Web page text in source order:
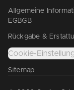
Allgemeine
EGBGB
Rückgabe &
Cookie-
Sitemap